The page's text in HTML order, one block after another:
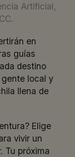
Artificial,
en
guías
destino
local y
llena de
Elige
vivir un
Tu próxima